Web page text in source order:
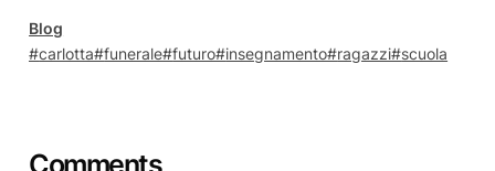
Blog
carlotta funerale futuro insegnamento ragazzi scuola